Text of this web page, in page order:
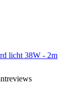
licht 38W - 2m